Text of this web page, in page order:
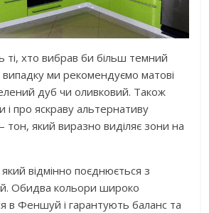
ті, хто вибрав би більш темний
випадку ми рекомендуємо матові
дуб чи оливковий. Також
і про яскраву альтернативу
тон, який виразно виділяє зони на
відмінно поєднюється з
Обидва кольори широко
в Феншуй і гарантують баланс та